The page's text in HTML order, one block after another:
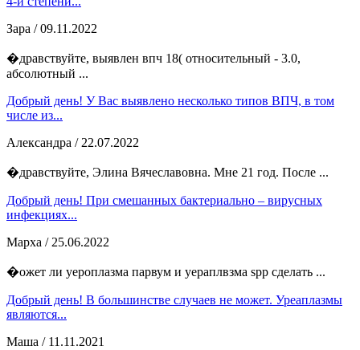
Зара / 09.11.2022
�дравствуйте, выявлен впч 18( относительный - 3.0,
абсолютный ...
Добрый день! У Вас выявлено несколько типов ВПЧ, в том
числе из...
Александра / 22.07.2022
�дравствуйте, Элина Вячеславовна. Мне 21 год. После ...
Добрый день! При смешанных бактериально – вирусных
инфекциях...
Марха / 25.06.2022
�ожет ли уероплазма парвум и уераплвзма spp сделать ...
Добрый день! В большинстве случаев не может. Уреаплазмы
являются...
Маша / 11.11.2021